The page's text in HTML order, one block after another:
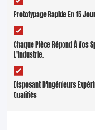
Prototypage Rapide En 15
Chaque Pièce Répond À Vos
L'industrie.
Disposant D'ingénieurs
Qualifiés